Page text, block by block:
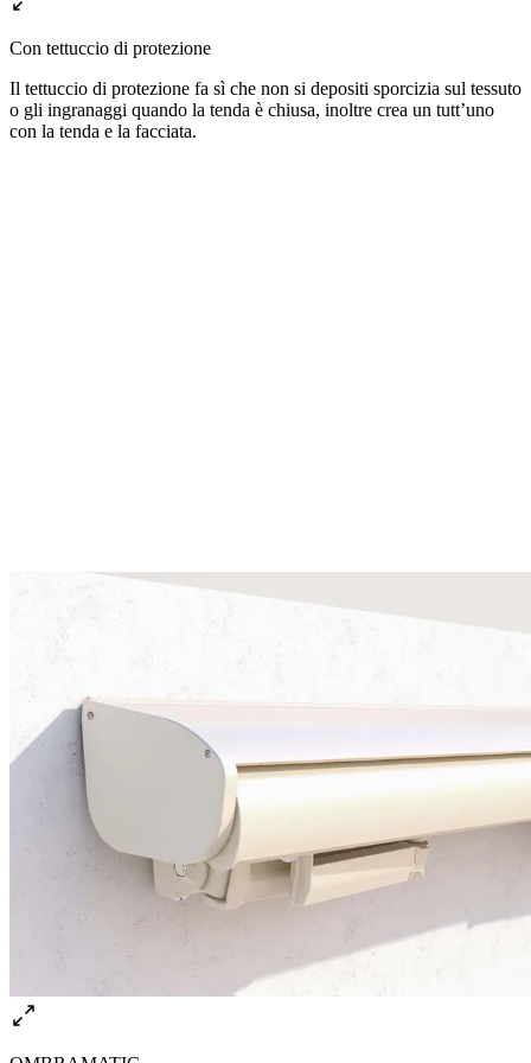
Con tettuccio di protezione
Il tettuccio di protezione fa sì che non si depositi sporcizia sul tessuto
o gli ingranaggi quando la tenda è chiusa, inoltre crea un tutt’uno
con la tenda e la facciata.